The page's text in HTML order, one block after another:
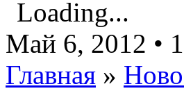
Loading...
Май 6, 2012 •
Главная »